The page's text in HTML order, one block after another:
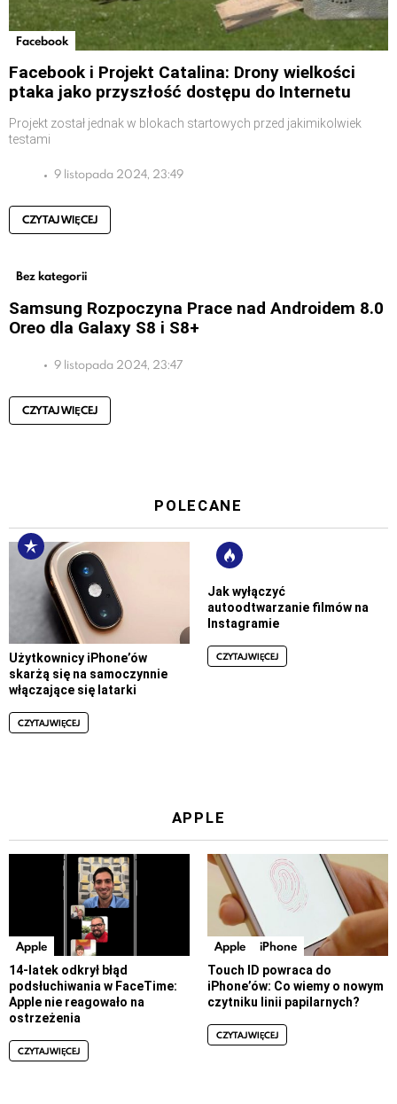
Facebook
Facebook i Projekt Catalina: Drony wielkości
ptaka jako przyszłość dostępu do Internetu
Projekt został jednak w blokach startowych przed jakimikolwiek
testami
9 listopada 2024, 23:49
CZYTAJ WIĘCEJ
Bez kategorii
Samsung Rozpoczyna Prace nad Androidem 8.0
Oreo dla Galaxy S8 i S8+
9 listopada 2024, 23:47
CZYTAJ WIĘCEJ
POLECANE
Użytkownicy iPhone’ów
skarżą się na samoczynnie
włączające się latarki
CZYTAJ WIĘCEJ
Jak wyłączyć
autoodtwarzanie filmów na
Instagramie
CZYTAJ WIĘCEJ
APPLE
Apple
14-latek odkrył błąd
podsłuchiwania w FaceTime:
Apple nie reagowało na
ostrzeżenia
CZYTAJ WIĘCEJ
Apple iPhone
Touch ID powraca do
iPhone’ów: Co wiemy o nowym
czytniku linii papilarnych?
CZYTAJ WIĘCEJ